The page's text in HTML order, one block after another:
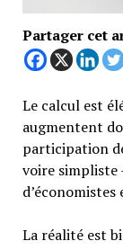
Partager cet
Le calcul est
augmentent
participation
voire simpliste
La réalité est